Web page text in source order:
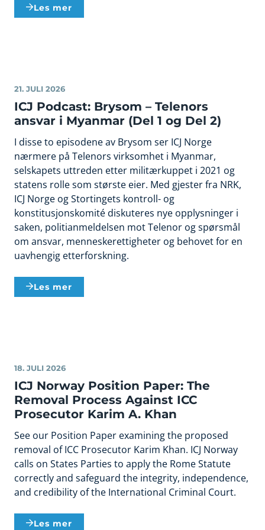
Les mer
21. JULI 2026
ICJ Podcast: Brysom – Telenors
ansvar i Myanmar (Del 1 og Del 2)
I disse to episodene av Brysom ser ICJ Norge
nærmere på Telenors virksomhet i Myanmar,
selskapets uttreden etter militærkuppet i 2021 og
statens rolle som største eier. Med gjester fra NRK,
ICJ Norge og Stortingets kontroll- og
konstitusjonskomité diskuteres nye opplysninger i
saken, politianmeldelsen mot Telenor og spørsmål
om ansvar, menneskerettigheter og behovet for en
uavhengig etterforskning.
Les mer
18. JULI 2026
ICJ Norway Position Paper: The
Removal Process Against ICC
Prosecutor Karim A. Khan
See our Position Paper examining the proposed
removal of ICC Prosecutor Karim Khan. ICJ Norway
calls on States Parties to apply the Rome Statute
correctly and safeguard the integrity, independence,
and credibility of the International Criminal Court.
Les mer